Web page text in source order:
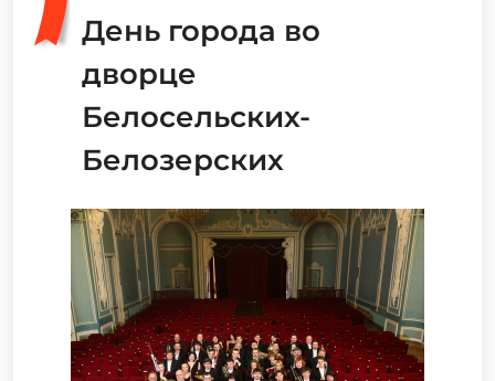
День города во
дворце
Белосельских-
Белозерских